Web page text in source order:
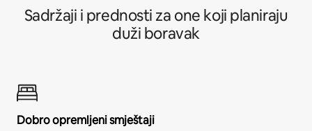
Sadržaji i prednosti za one koji planiraju
duži boravak
Dobro opremljeni smještaji